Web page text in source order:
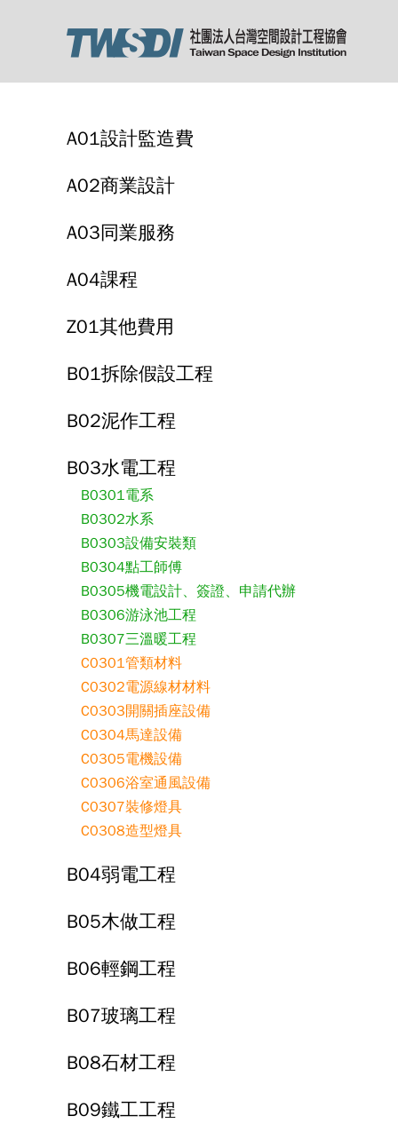
A01設計監造費
A02商業設計
A03同業服務
A04課程
Z01其他費用
B01拆除假設工程
B02泥作工程
B03水電工程
B0301電系
B0302水系
B0303設備安裝類
B0304點工師傅
B0305機電設計、簽證、申請代辦
B0306游泳池工程
B0307三溫暖工程
C0301管類材料
C0302電源線材材料
C0303開關插座設備
C0304馬達設備
C0305電機設備
C0306浴室通風設備
C0307裝修燈具
C0308造型燈具
B04弱電工程
B05木做工程
B06輕鋼工程
B07玻璃工程
B08石材工程
B09鐵工工程